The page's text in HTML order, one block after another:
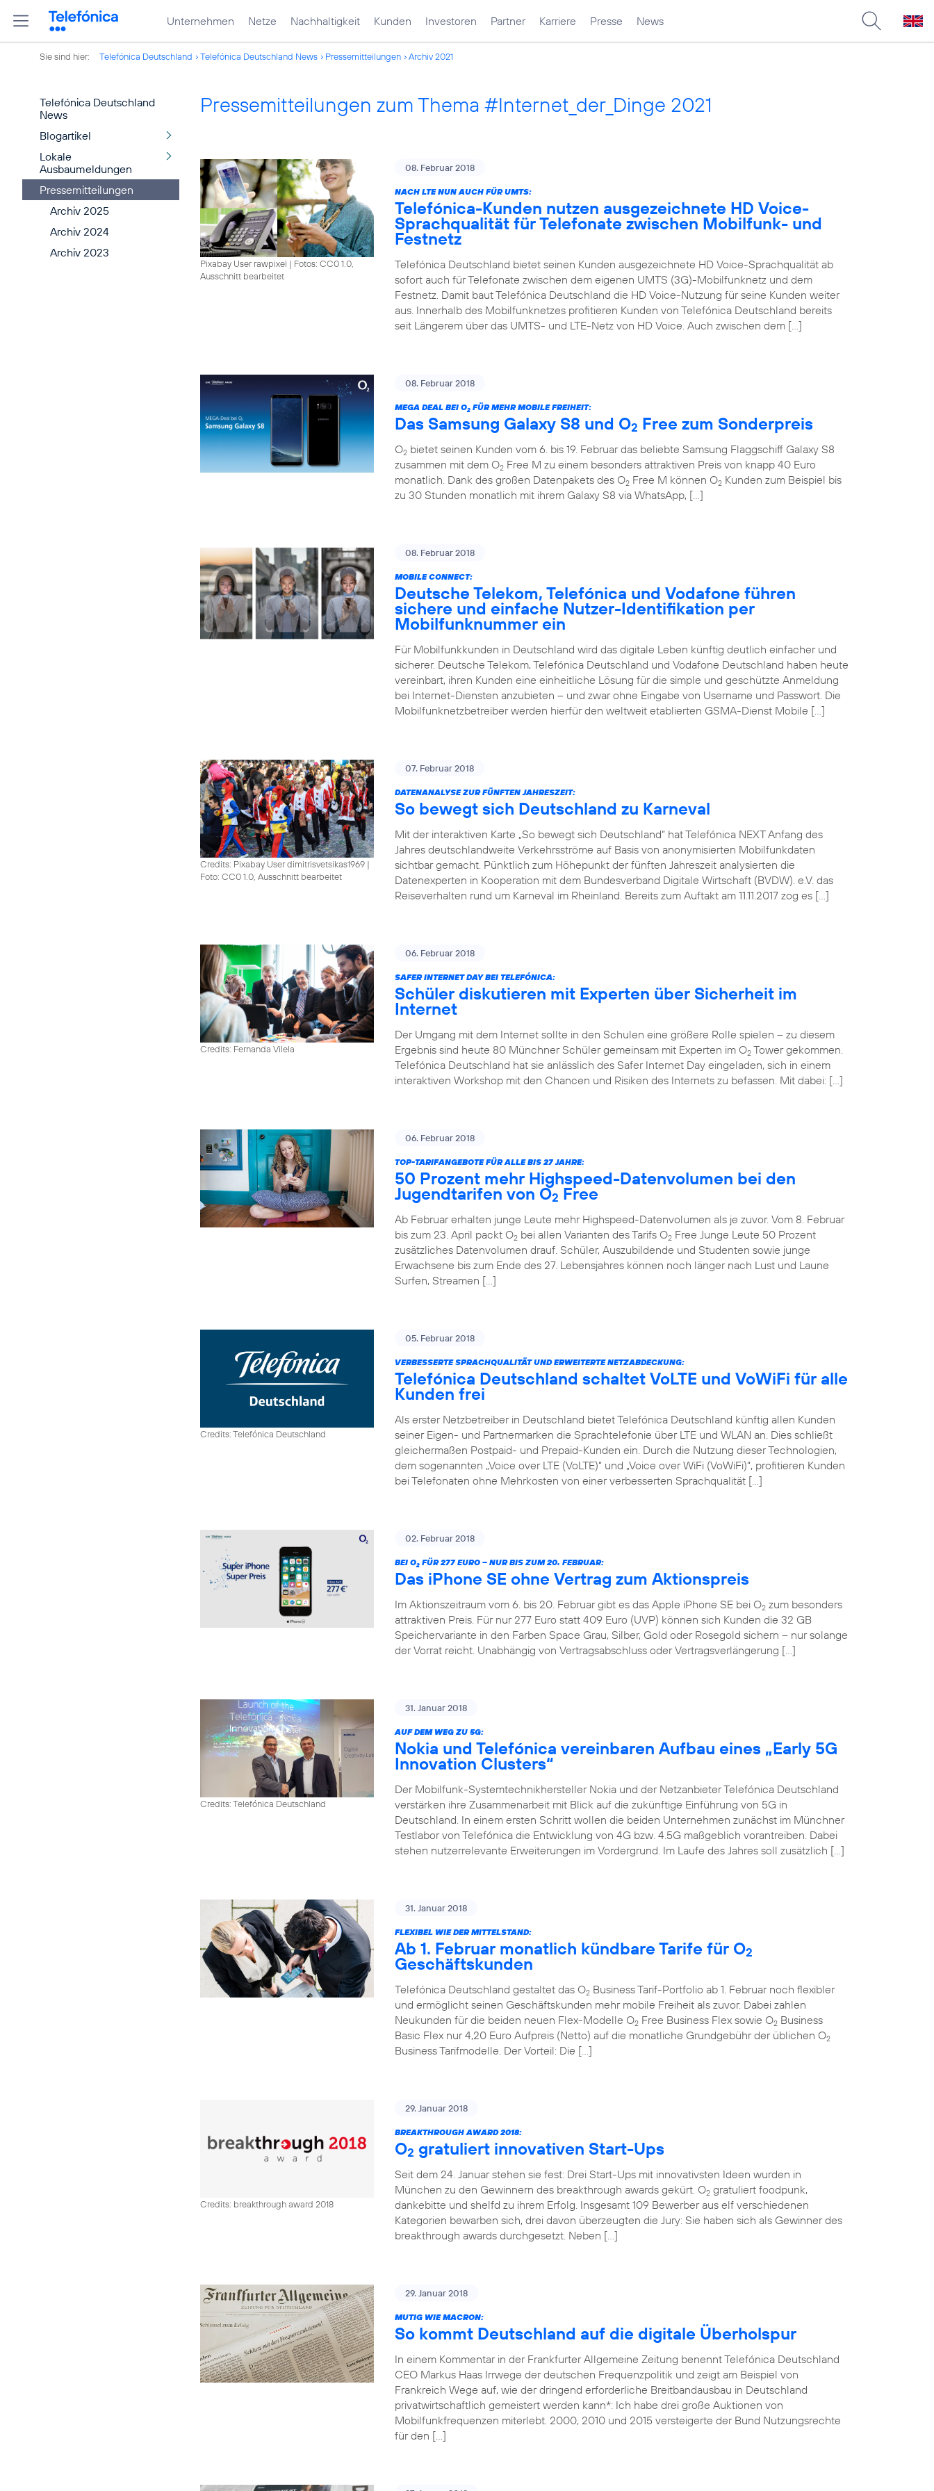
Unternehmen Netze Nachhaltigkeit Kunden Investoren Partner Karriere Presse News
Sie sind hier: Telefónica Deutschland Telefónica Deutschland News Pressemitteilungen Archiv 2021
Telefónica Deutschland
News
Blogartikel
Lokale
Ausbaumeldungen
Pressemitteilungen
Archiv 2025
Archiv 2024
Archiv 2023
Pressemitteilungen zum Thema #Internet_der_Dinge 2021
Pixabay User rawpixel | Fotos: CC0 1.0,
Ausschnitt bearbeitet
08. Februar 2018
NACH LTE NUN AUCH FÜR UMTS:
Telefónica-Kunden nutzen ausgezeichnete HD Voice-
Sprachqualität für Telefonate zwischen Mobilfunk- und
Festnetz
Telefónica Deutschland bietet seinen Kunden ausgezeichnete HD Voice-Sprachqualität ab
sofort auch für Telefonate zwischen dem eigenen UMTS (3G)-Mobilfunknetz und dem
Festnetz. Damit baut Telefónica Deutschland die HD Voice-Nutzung für seine Kunden weiter
aus. Innerhalb des Mobilfunknetzes profitieren Kunden von Telefónica Deutschland bereits
seit Längerem über das UMTS- und LTE-Netz von HD Voice. Auch zwischen dem […]
08. Februar 2018
MEGA DEAL BEI O2 FÜR MEHR MOBILE FREIHEIT:
Das Samsung Galaxy S8 und O2 Free zum Sonderpreis
O2 bietet seinen Kunden vom 6. bis 19. Februar das beliebte Samsung Flaggschiff Galaxy S8
zusammen mit dem O2 Free M zu einem besonders attraktiven Preis von knapp 40 Euro
monatlich. Dank des großen Datenpakets des O2 Free M können O2 Kunden zum Beispiel bis
zu 30 Stunden monatlich mit ihrem Galaxy S8 via WhatsApp, […]
08. Februar 2018
MOBILE CONNECT:
Deutsche Telekom, Telefónica und Vodafone führen
sichere und einfache Nutzer-Identifikation per
Mobilfunknummer ein
Für Mobilfunkkunden in Deutschland wird das digitale Leben künftig deutlich einfacher und
sicherer. Deutsche Telekom, Telefónica Deutschland und Vodafone Deutschland haben heute
vereinbart, ihren Kunden eine einheitliche Lösung für die simple und geschützte Anmeldung
bei Internet-Diensten anzubieten – und zwar ohne Eingabe von Username und Passwort. Die
Mobilfunknetzbetreiber werden hierfür den weltweit etablierten GSMA-Dienst Mobile […]
Credits: Pixabay User dimitrisvetsikas1969 |
Foto: CC0 1.0, Ausschnitt bearbeitet
07. Februar 2018
DATENANALYSE ZUR FÜNFTEN JAHRESZEIT:
So bewegt sich Deutschland zu Karneval
Mit der interaktiven Karte „So bewegt sich Deutschland“ hat Telefónica NEXT Anfang des
Jahres deutschlandweite Verkehrsströme auf Basis von anonymisierten Mobilfunkdaten
sichtbar gemacht. Pünktlich zum Höhepunkt der fünften Jahreszeit analysierten die
Datenexperten in Kooperation mit dem Bundesverband Digitale Wirtschaft (BVDW). e.V. das
Reiseverhalten rund um Karneval im Rheinland. Bereits zum Auftakt am 11.11.2017 zog es […]
Credits: Fernanda Vilela
06. Februar 2018
SAFER INTERNET DAY BEI TELEFÓNICA:
Schüler diskutieren mit Experten über Sicherheit im
Internet
Der Umgang mit dem Internet sollte in den Schulen eine größere Rolle spielen – zu diesem
Ergebnis sind heute 80 Münchner Schüler gemeinsam mit Experten im O2 Tower gekommen.
Telefónica Deutschland hat sie anlässlich des Safer Internet Day eingeladen, sich in einem
interaktiven Workshop mit den Chancen und Risiken des Internets zu befassen. Mit dabei: […]
06. Februar 2018
TOP-TARIFANGEBOTE FÜR ALLE BIS 27 JAHRE:
50 Prozent mehr Highspeed-Datenvolumen bei den
Jugendtarifen von O2 Free
Ab Februar erhalten junge Leute mehr Highspeed-Datenvolumen als je zuvor. Vom 8. Februar
bis zum 23. April packt O2 bei allen Varianten des Tarifs O2 Free Junge Leute 50 Prozent
zusätzliches Datenvolumen drauf. Schüler, Auszubildende und Studenten sowie junge
Erwachsene bis zum Ende des 27. Lebensjahres können noch länger nach Lust und Laune
Surfen, Streamen […]
Credits: Telefónica Deutschland
05. Februar 2018
VERBESSERTE SPRACHQUALITÄT UND ERWEITERTE NETZABDECKUNG:
Telefónica Deutschland schaltet VoLTE und VoWiFi für alle
Kunden frei
Als erster Netzbetreiber in Deutschland bietet Telefónica Deutschland künftig allen Kunden
seiner Eigen- und Partnermarken die Sprachtelefonie über LTE und WLAN an. Dies schließt
gleichermaßen Postpaid- und Prepaid-Kunden ein. Durch die Nutzung dieser Technologien,
dem sogenannten „Voice over LTE (VoLTE)“ und „Voice over WiFi (VoWiFi)“, profitieren Kunden
bei Telefonaten ohne Mehrkosten von einer verbesserten Sprachqualität […]
02. Februar 2018
BEI O2 FÜR 277 EURO – NUR BIS ZUM 20. FEBRUAR:
Das iPhone SE ohne Vertrag zum Aktionspreis
Im Aktionszeitraum vom 6. bis 20. Februar gibt es das Apple iPhone SE bei O2 zum besonders
attraktiven Preis. Für nur 277 Euro statt 409 Euro (UVP) können sich Kunden die 32 GB
Speichervariante in den Farben Space Grau, Silber, Gold oder Rosegold sichern – nur solange
der Vorrat reicht. Unabhängig von Vertragsabschluss oder Vertragsverlängerung […]
Credits: Telefónica Deutschland
31. Januar 2018
AUF DEM WEG ZU 5G:
Nokia und Telefónica vereinbaren Aufbau eines „Early 5G
Innovation Clusters“
Der Mobilfunk-Systemtechnikhersteller Nokia und der Netzanbieter Telefónica Deutschland
verstärken ihre Zusammenarbeit mit Blick auf die zukünftige Einführung von 5G in
Deutschland. In einem ersten Schritt wollen die beiden Unternehmen zunächst im Münchner
Testlabor von Telefónica die Entwicklung von 4G bzw. 4.5G maßgeblich vorantreiben. Dabei
stehen nutzerrelevante Erweiterungen im Vordergrund. Im Laufe des Jahres soll zusätzlich […]
31. Januar 2018
FLEXIBEL WIE DER MITTELSTAND:
Ab 1. Februar monatlich kündbare Tarife für O2
Geschäftskunden
Telefónica Deutschland gestaltet das O2 Business Tarif-Portfolio ab 1. Februar noch flexibler
und ermöglicht seinen Geschäftskunden mehr mobile Freiheit als zuvor. Dabei zahlen
Neukunden für die beiden neuen Flex-Modelle O2 Free Business Flex sowie O2 Business
Basic Flex nur 4,20 Euro Aufpreis (Netto) auf die monatliche Grundgebühr der üblichen O2
Business Tarifmodelle. Der Vorteil: Die […]
Credits: breakthrough award 2018
29. Januar 2018
BREAKTHROUGH AWARD 2018:
O2 gratuliert innovativen Start-Ups
Seit dem 24. Januar stehen sie fest: Drei Start-Ups mit innovativsten Ideen wurden in
München zu den Gewinnern des breakthrough awards gekürt. O2 gratuliert foodpunk,
dankebitte und shelfd zu ihrem Erfolg. Insgesamt 109 Bewerber aus elf verschiedenen
Kategorien bewarben sich, drei davon überzeugten die Jury: Sie haben sich als Gewinner des
breakthrough awards durchgesetzt. Neben […]
29. Januar 2018
MUTIG WIE MACRON:
So kommt Deutschland auf die digitale Überholspur
In einem Kommentar in der Frankfurter Allgemeine Zeitung benennt Telefónica Deutschland
CEO Markus Haas Irrwege der deutschen Frequenzpolitik und zeigt am Beispiel von
Frankreich Wege auf, wie der dringend erforderliche Breitbandausbau in Deutschland
privatwirtschaftlich gemeistert werden kann*: Ich habe drei große Auktionen von
Mobilfunkfrequenzen miterlebt. 2000, 2010 und 2015 versteigerte der Bund Nutzungsrechte
für den […]